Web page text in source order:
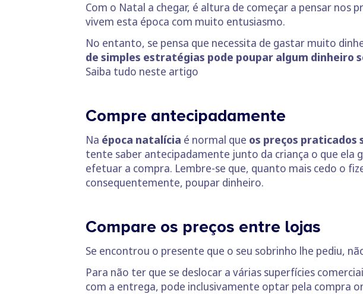
Com o Natal a chegar, é altura de começar a pensar nos
vivem esta época com muito entusiasmo.
No entanto, se pensa que necessita de gastar muito
de simples estratégias pode poupar algum
Saiba tudo neste artigo
Compre antecipadamente
Na época natalícia é normal que os preços praticados
tente saber antecipadamente junto da criança o que ela
efetuar a compra. Lembre-se que, quanto mais cedo o
consequentemente, poupar dinheiro.
Compare os preços entre lojas
Se encontrou o presente que o seu sobrinho lhe pediu,
Para não ter que se deslocar a várias superfícies
com a entrega, pode inclusivamente optar pela compra